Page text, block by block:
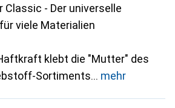
- Der universelle
viele Materialien
klebt die "Mutter" des
Sortiments
mehr